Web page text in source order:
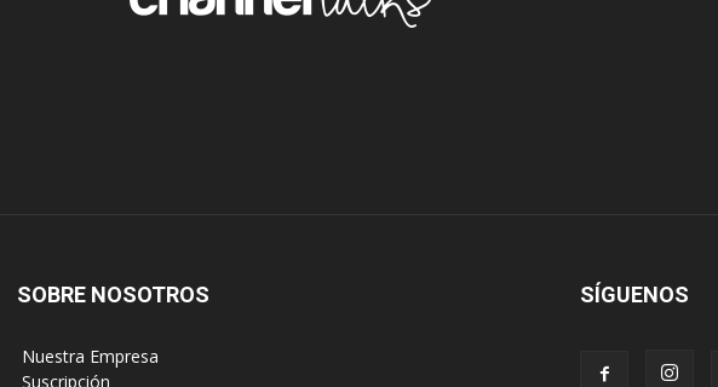
SOBRE NOSOTROS
‎ Nuestra Empresa
‎ Suscripción
SÍGUENOS